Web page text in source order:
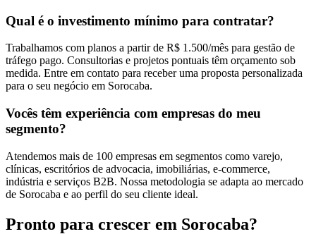
Qual é o investimento mínimo para contratar?
Trabalhamos com planos a partir de R$ 1.500/mês para gestão de
tráfego pago. Consultorias e projetos pontuais têm orçamento sob
medida. Entre em contato para receber uma proposta personalizada
para o seu negócio em Sorocaba.
Vocês têm experiência com empresas do meu
segmento?
Atendemos mais de 100 empresas em segmentos como varejo,
clínicas, escritórios de advocacia, imobiliárias, e-commerce,
indústria e serviços B2B. Nossa metodologia se adapta ao mercado
de Sorocaba e ao perfil do seu cliente ideal.
Pronto para crescer em Sorocaba?